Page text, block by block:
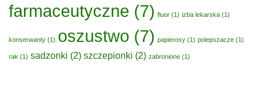
farmaceutyczne (7) fluor (1) izba lekarska (1)
konserwanty (1) oszustwo (7) papierosy (1) polepszacze (1)
rak (1) sadzonki (2) szczepionki (2) zabronione (1)